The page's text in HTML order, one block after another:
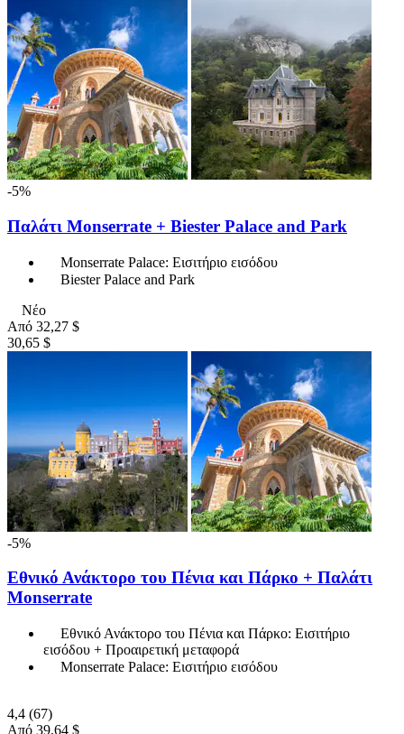
-5%
Παλάτι Monserrate + Biester Palace and Park
Monserrate Palace: Εισιτήριο εισόδου
Biester Palace and Park
Νέο
Από 32,27 $
30,65 $
-5%
Εθνικό Ανάκτορο του Πένια και Πάρκο + Παλάτι
Monserrate
Εθνικό Ανάκτορο του Πένια και Πάρκο: Εισιτήριο
εισόδου + Προαιρετική μεταφορά
Monserrate Palace: Εισιτήριο εισόδου
4,4 (67)
Από 39,64 $